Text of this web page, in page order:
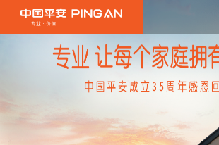
關於平安
投資者關係
ESG